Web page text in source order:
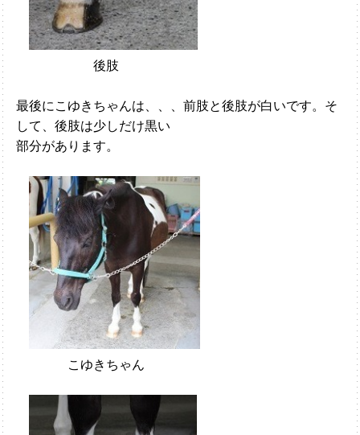
後肢
最後にこゆきちゃんは、、、前肢と後肢が白いです。そ
して、後肢は少しだけ黒い
部分があります。
こゆきちゃん